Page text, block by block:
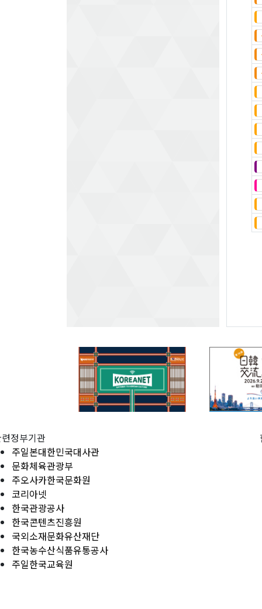
정부기관
주일본대한민국대사관
문화체육관광부
주오사카한국문화원
코리아넷
한국관광공사
한국콘텐츠진흥원
국외소재문화유산재단
한국농수산식품유통공사
주일한국교육원